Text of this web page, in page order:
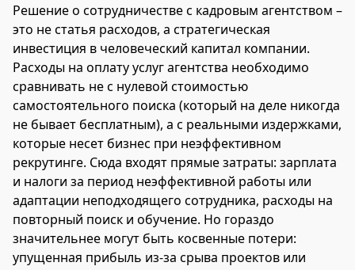
Решение о сотрудничестве с кадровым агентством –
это не статья расходов, а стратегическая
инвестиция в человеческий капитал компании.
Расходы на оплату услуг агентства необходимо
сравнивать не с нулевой стоимостью
самостоятельного поиска (который на деле никогда
не бывает бесплатным), а с реальными издержками,
которые несет бизнес при неэффективном
рекрутинге. Сюда входят прямые затраты: зарплата
и налоги за период неэффективной работы или
адаптации неподходящего сотрудника, расходы на
повторный поиск и обучение. Но гораздо
значительнее могут быть косвенные потери:
упущенная прибыль из-за срыва проектов или